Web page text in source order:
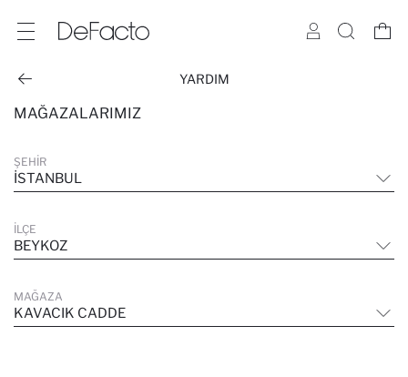
YARDIM
MAĞAZALARIMIZ
ŞEHIR
İSTANBUL
İLÇE
BEYKOZ
MAĞAZA
KAVACIK CADDE